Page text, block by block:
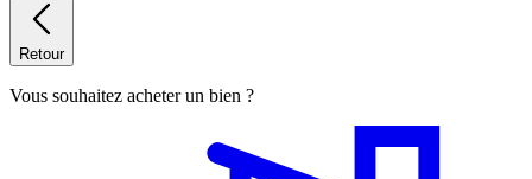
Retour
Vous souhaitez acheter un bien ?